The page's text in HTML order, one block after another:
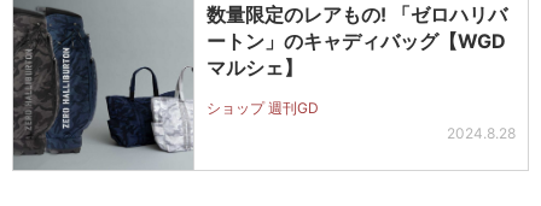
数量限定のレアもの! 「ゼロハリバ
ートン」のキャディバッグ【WGD
マルシェ】
ショップ 週刊GD
2024.8.28